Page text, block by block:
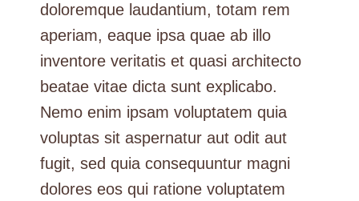
doloremque laudantium, totam rem
aperiam, eaque ipsa quae ab illo
inventore veritatis et quasi architecto
beatae vitae dicta sunt explicabo.
Nemo enim ipsam voluptatem quia
voluptas sit aspernatur aut odit aut
fugit, sed quia consequuntur magni
dolores eos qui ratione voluptatem